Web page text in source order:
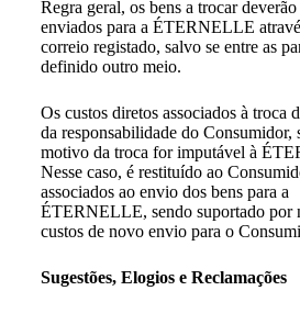
Regra geral, os bens a trocar deverão
enviados para a ÉTERNELLE
correio registado, salvo se entre as
definido outro meio.
Os custos diretos associados à troca
da responsabilidade do Consumidor,
motivo da troca for imputável à
Nesse caso, é restituído ao
associados ao envio dos bens para a
ÉTERNELLE, sendo suportado por
custos de novo envio para o
Sugestões, Elogios e Reclamações